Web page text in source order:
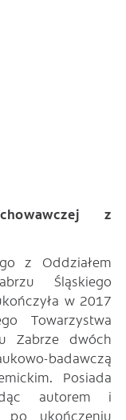
z
z Oddziałem
Śląskiego
w 2017
Towarzystwa
Zabrze dwóch
badawczą
Posiada
autorem i
po ukończeniu